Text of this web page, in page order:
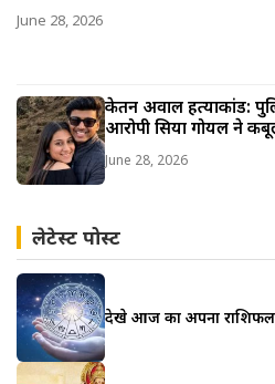
June 28, 2026
केतन अग्रवाल हत्याकांड:
आरोपी सिया गोयल ने
June 28, 2026
लेटेस्ट पोस्ट
देखे आज का अपना